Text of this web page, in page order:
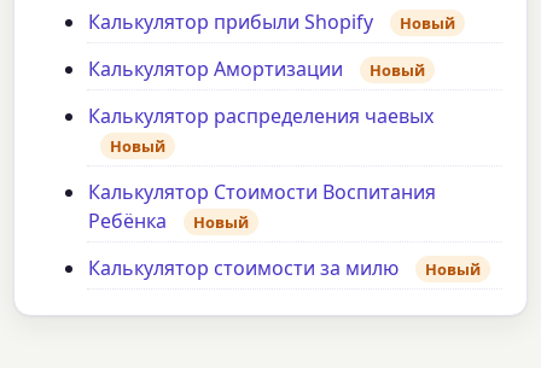
Калькулятор прибыли Shopify Новый
Калькулятор Амортизации Новый
Калькулятор распределения чаевых
Новый
Калькулятор Стоимости Воспитания
Ребёнка
Новый
Калькулятор стоимости за милю Новый